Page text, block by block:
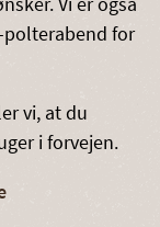
polterabend for
vi, at du
i forvejen.